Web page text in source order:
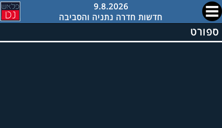
9.8.2026
חדשות חדרה נתניה והסביבה
ספורט